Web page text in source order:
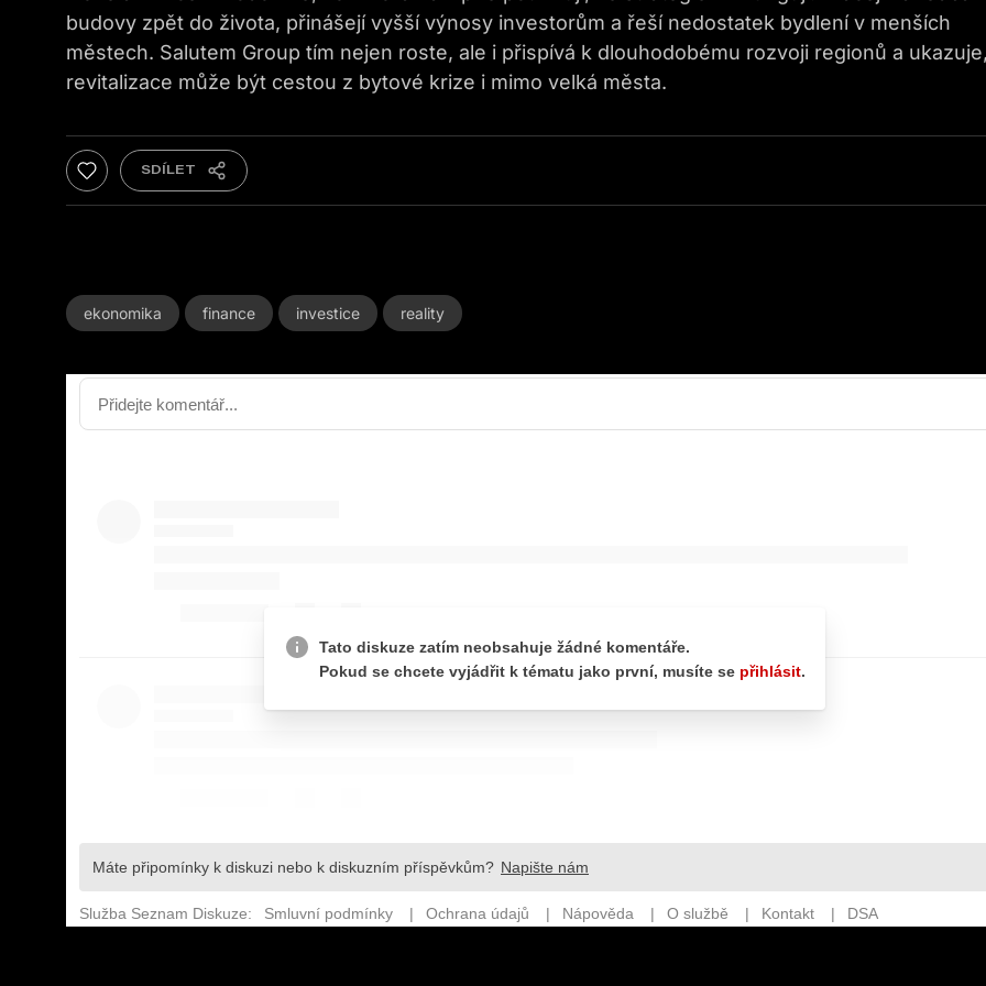
budovy zpět do života, přinášejí vyšší výnosy investorům a řeší nedostatek bydlení v menších
městech. Salutem Group tím nejen roste, ale i přispívá k dlouhodobému rozvoji regionů a
revitalizace může být cestou z bytové krize i mimo velká města.
ekonomika finance investice reality